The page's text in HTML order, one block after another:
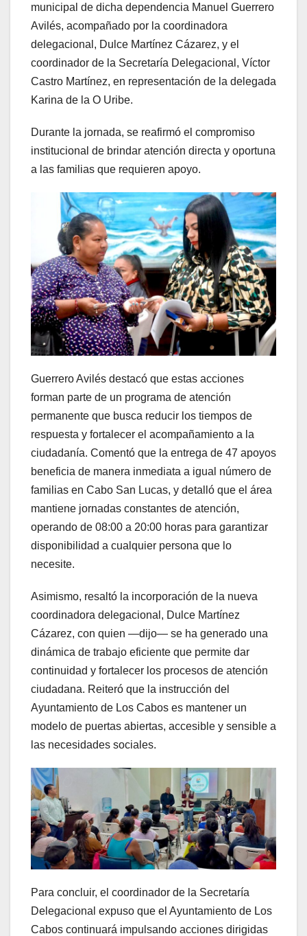
municipal de dicha dependencia Manuel Guerrero
Avilés, acompañado por la coordinadora
delegacional, Dulce Martínez Cázarez, y el
coordinador de la Secretaría Delegacional, Víctor
Castro Martínez, en representación de la delegada
Karina de la O Uribe.
Durante la jornada, se reafirmó el compromiso
institucional de brindar atención directa y oportuna
a las familias que requieren apoyo.
Guerrero Avilés destacó que estas acciones
forman parte de un programa de atención
permanente que busca reducir los tiempos de
respuesta y fortalecer el acompañamiento a la
ciudadanía. Comentó que la entrega de 47 apoyos
beneficia de manera inmediata a igual número de
familias en Cabo San Lucas, y detalló que el área
mantiene jornadas constantes de atención,
operando de 08:00 a 20:00 horas para garantizar
disponibilidad a cualquier persona que lo
necesite.
Asimismo, resaltó la incorporación de la nueva
coordinadora delegacional, Dulce Martínez
Cázarez, con quien —dijo— se ha generado una
dinámica de trabajo eficiente que permite dar
continuidad y fortalecer los procesos de atención
ciudadana. Reiteró que la instrucción del
Ayuntamiento de Los Cabos es mantener un
modelo de puertas abiertas, accesible y sensible a
las necesidades sociales.
Para concluir, el coordinador de la Secretaría
Delegacional expuso que el Ayuntamiento de Los
Cabos continuará impulsando acciones dirigidas